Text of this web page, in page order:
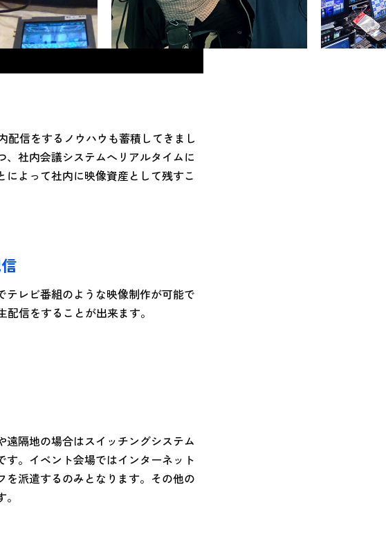
配信をするノウハウも蓄積してきまし
社内会議システムへリアルタイムに
よって社内に映像資産として残すこ
レビ番組のような映像制作が可能で
信をすることが出来ます。
隔地の場合はスイッチングシステム
。イベント会場ではインターネット
派遣するのみとなります。その他の